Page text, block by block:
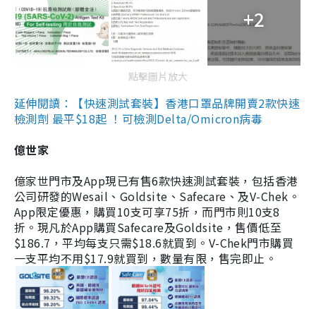
+2
點擊圖片放大
延伸閱讀：【快速測試套裝】香港口罩品牌開賣2款快速
檢測劑 最平$18起 ！可檢測Delta/Omicron病毒
億世家
億家世門市及App現已有售6款快速測試套裝，包括香港
公司研發的Wesail、Goldsite、Safecare、及V-Chek。
App限定優惠，購買10支可享75折，而門市則10支8
折。現凡於App購買Safecare及Goldsite，售價低至
$186.7，平均每支只需$18.6就買到。V-Chek門市購買
一支平均不用$17.9就買到，數量有限，售完即止。